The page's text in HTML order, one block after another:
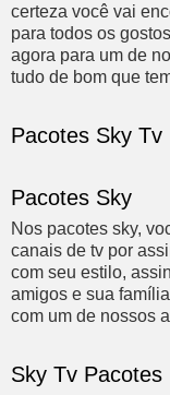
certeza você vai
para todos os
agora para um de
tudo de bom que
Pacotes Sky Tv
Pacotes Sky
Nos pacotes sky,
canais de tv por
com seu estilo,
amigos e sua
com um de nossos
Sky Tv Pacotes